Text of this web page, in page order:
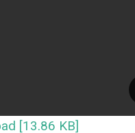
[13.86 KB]